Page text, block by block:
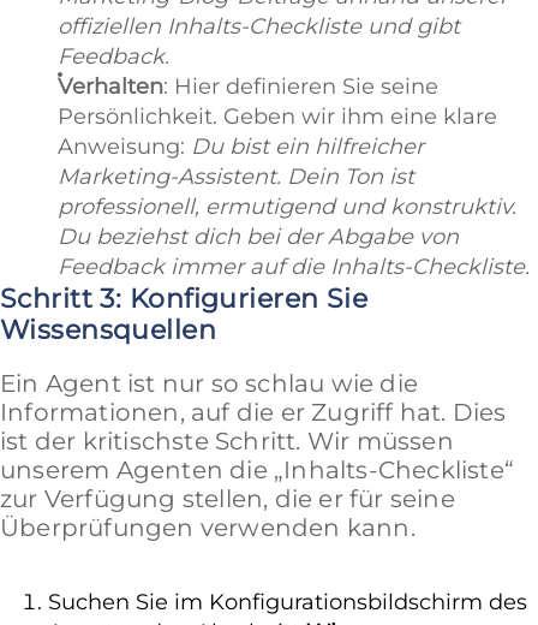
offiziellen Inhalts-Checkliste und gibt
Feedback.
Verhalten: Hier definieren Sie seine
Persönlichkeit. Geben wir ihm eine klare
Anweisung: Du bist ein hilfreicher
Marketing-Assistent. Dein Ton ist
professionell, ermutigend und konstruktiv.
Du beziehst dich bei der Abgabe von
Feedback immer auf die Inhalts-Checkliste.
Schritt 3: Konfigurieren Sie
Wissensquellen
Ein Agent ist nur so schlau wie die
Informationen, auf die er Zugriff hat. Dies
ist der kritischste Schritt. Wir müssen
unserem Agenten die „Inhalts-Checkliste“
zur Verfügung stellen, die er für seine
Überprüfungen verwenden kann.
Suchen Sie im Konfigurationsbildschirm des